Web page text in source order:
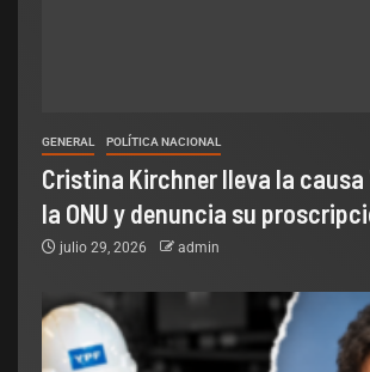
GENERAL POLÍTICA NACIONAL
Cristina Kirchner lleva la causa
la ONU y denuncia su
julio 29, 2026 admin